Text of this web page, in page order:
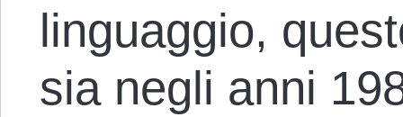
linguaggio,
sia negli anni